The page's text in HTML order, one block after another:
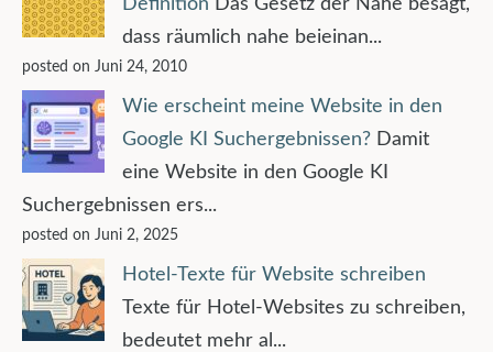
Definition Das Gesetz der Nähe besagt,
dass räumlich nahe beieinan...
posted on Juni 24, 2010
Wie erscheint meine Website in den
Google KI Suchergebnissen? Damit
eine Website in den Google KI
Suchergebnissen ers...
posted on Juni 2, 2025
Hotel-Texte für Website schreiben
Texte für Hotel-Websites zu schreiben,
bedeutet mehr al...